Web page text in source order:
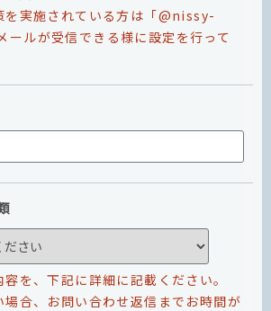
実施されている方は「@nissy-
ルが受信できる様に設定を行って
を、下記に詳細に記載ください。
合、お問い合わせ返信までお時間が